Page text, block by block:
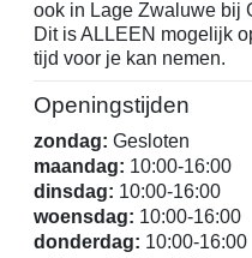
ook in Lage Zwaluwe bij
Dit is ALLEEN mogelijk
tijd voor je kan nemen.
Openingstijden
zondag: Gesloten
maandag: 10:00-16:00
dinsdag: 10:00-16:00
woensdag: 10:00-16:00
donderdag: 10:00-16:00